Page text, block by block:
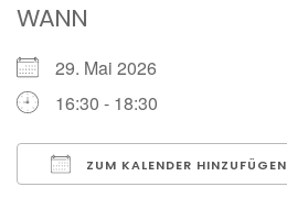
WANN
29. Mai 2026
16:30 - 18:30
ZUM KALENDER HINZUFÜGEN